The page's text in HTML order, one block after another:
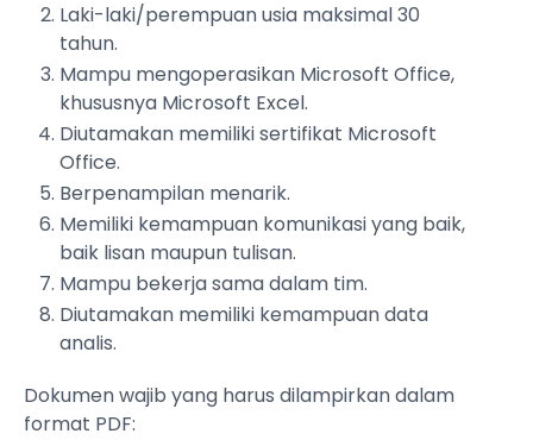
Laki-laki/perempuan usia maksimal 30
tahun.
Mampu mengoperasikan Microsoft Office,
khususnya Microsoft Excel.
Diutamakan memiliki sertifikat Microsoft
Office.
Berpenampilan menarik.
Memiliki kemampuan komunikasi yang baik,
baik lisan maupun tulisan.
Mampu bekerja sama dalam tim.
Diutamakan memiliki kemampuan data
analis.
Dokumen wajib yang harus dilampirkan dalam
format PDF: